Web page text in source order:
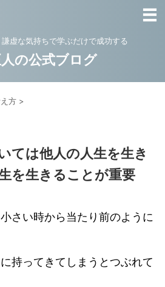
虚な気持ちで学ぶだけで成功する
の公式ブログ
方 >
ては他人の人生を生き
を生きることが重要
さい時から当たり前のように
持ってきてしまうとつぶれて